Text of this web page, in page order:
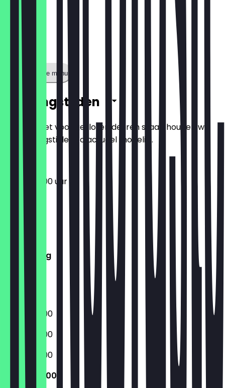
Toon volledige menu
Openingstijden
Zodat je niet voor gesloten deuren staat, houden we
de openingstijden zo actueel mogelijk.
05:30 - 18:00 uur
Maandag
Dinsdag
Woensdag
Donderdag
Zaterdag
Zondag
05:30 - 18:00
05:30 - 18:00
05:30 - 18:00
05:30 - 18:00